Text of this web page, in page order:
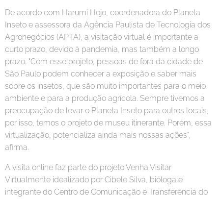
De acordo com Harumi Hojo, coordenadora do Planeta
Inseto e assessora da Agência Paulista de Tecnologia dos
Agronegócios (APTA), a visitação virtual é importante a
curto prazo, devido à pandemia, mas também a longo
prazo. "Com esse projeto, pessoas de fora da cidade de
São Paulo podem conhecer a exposição e saber mais
sobre os insetos, que são muito importantes para o meio
ambiente e para a produção agrícola. Sempre tivemos a
preocupação de levar o Planeta Inseto para outros locais,
por isso, temos o projeto de museu itinerante. Porém, essa
virtualização, potencializa ainda mais nossas ações",
afirma.
A visita online faz parte do projeto Venha Visitar
Virtualmente idealizado por Cibele Silva, bióloga e
integrante do Centro de Comunicação e Transferência do